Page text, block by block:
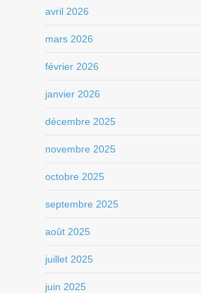
avril 2026
mars 2026
février 2026
janvier 2026
décembre 2025
novembre 2025
octobre 2025
septembre 2025
août 2025
juillet 2025
juin 2025